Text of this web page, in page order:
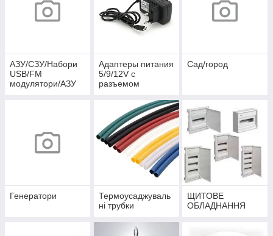
АЗУ/СЗУ/Набори
USB/FM
модулятори/АЗУ
Адаптеры питания
5/9/12V c
разъемом
Сад/город
Генератори
Термоусаджуваль
ні трубки
ЩИТОВЕ
ОБЛАДНАННЯ